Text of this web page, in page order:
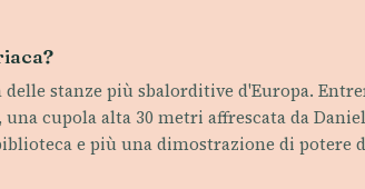
stanze più sbalorditive d'Europa.
cupola alta 30 metri affrescata da
e più una dimostrazione di potere